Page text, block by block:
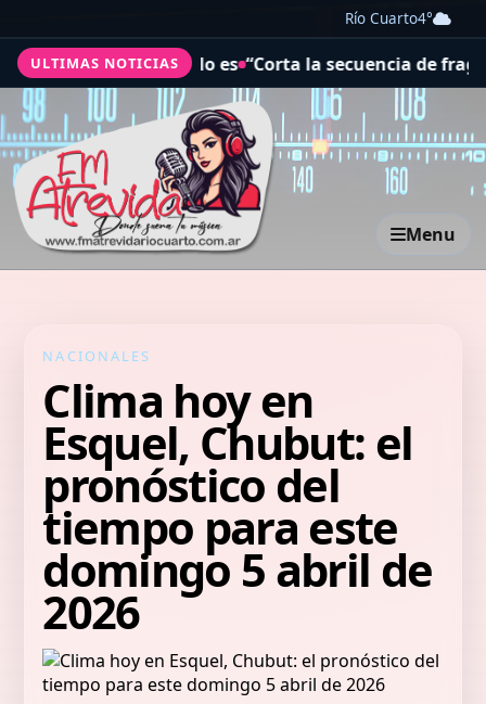
Río Cuarto4°
ULTIMAS NOTICIAS
objetar que lo es “Corta la secuencia de fragilidad”:
Menu
NACIONALES
Clima hoy en
Esquel, Chubut: el
pronóstico del
tiempo para este
domingo 5 abril de
2026